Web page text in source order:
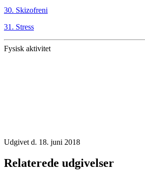
30. Skizofreni
31. Stress
Fysisk aktivitet
Udgivet d. 18. juni 2018
Relaterede udgivelser